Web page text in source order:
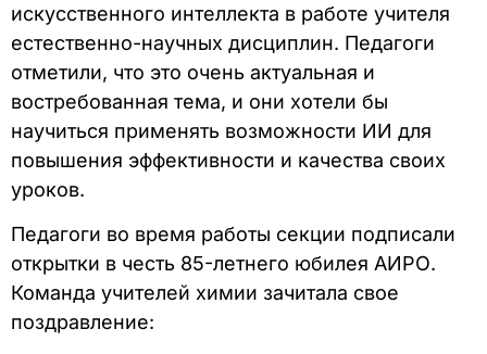
искусственного интеллекта в работе учителя
естественно-научных дисциплин. Педагоги
отметили, что это очень актуальная и
востребованная тема, и они хотели бы
научиться применять возможности ИИ для
повышения эффективности и качества своих
уроков.
Педагоги во время работы секции подписали
открытки в честь 85-летнего юбилея АИРО.
Команда учителей химии зачитала свое
поздравление: